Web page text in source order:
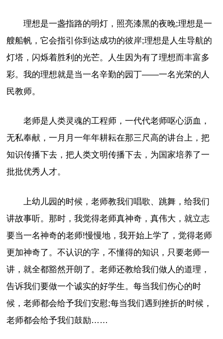
理想是一盏指路的明灯，照亮漆黑的夜晚;理想是一
艘船帆，它会指引你到达成功的彼岸;理想是人生导航的
灯塔，闪烁着胜利的光芒。人生因为有了理想而丰富多
彩。我的理想就是当一名辛勤的园丁——一名光荣的人
民教师。
老师是人类灵魂的工程师，一代代老师呕心沥血，
无私奉献，一月月一年年耕耘在那三尺高的讲台上，把
知识传播下去，把人类文明传播下去，为国家培养了一
批批优秀人才。
上幼儿园的时候，老师教我们唱歌、跳舞，给我们
讲故事听。那时，我觉得老师真神奇，真伟大，就立志
要当一名神奇的老师!慢慢地，我开始上学了，觉得老师
更加神奇了。不认识的字，不懂得的知识，只要老师一
讲，就全都豁然开朗了。老师还教给我们做人的道理，
告诉我们要做一个诚实的好学生。每当我们伤心的时
候，老师都会给予我们安慰;每当我们遇到挫折的时候，
老师都会给予我们鼓励……